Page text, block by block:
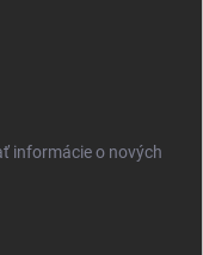
informácie o nových